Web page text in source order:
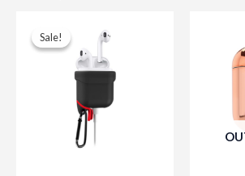
Sale!
Sale!